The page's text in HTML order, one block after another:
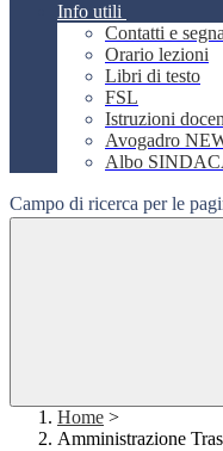
Info utili
Contatti e
Orario lezioni
Libri di testo
FSL
Istruzioni
Avogadro
Albo
Campo di ricerca per le
Home >
Amministrazione